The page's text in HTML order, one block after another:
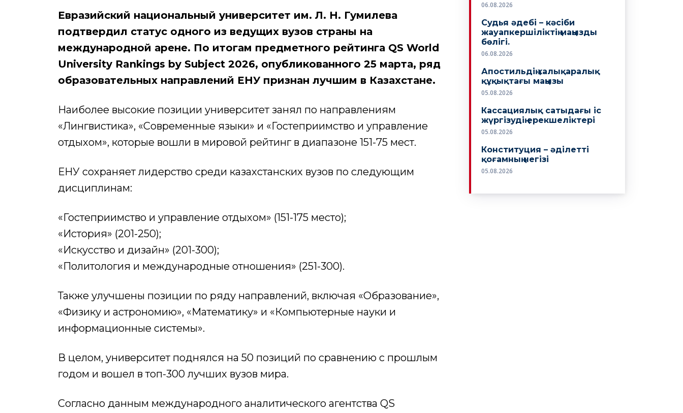
Евразийский национальный университет им. Л. Н. Гумилева
подтвердил статус одного из ведущих вузов страны на
международной арене. По итогам предметного рейтинга QS World
University Rankings by Subject 2026, опубликованного 25 марта, ряд
образовательных направлений ЕНУ признан лучшим в Казахстане.
Наиболее высокие позиции университет занял по направлениям
«Лингвистика», «Современные языки» и «Гостеприимство и управление
отдыхом», которые вошли в мировой рейтинг в диапазоне 151-75 мест.
ЕНУ сохраняет лидерство среди казахстанских вузов по следующим
дисциплинам:
«Гостеприимство и управление отдыхом» (151-175 место);
«История» (201-250);
«Искусство и дизайн» (201-300);
«Политология и международные отношения» (251-300).
Также улучшены позиции по ряду направлений, включая «Образование»,
«Физику и астрономию», «Математику» и «Компьютерные науки и
информационные системы».
В целом, университет поднялся на 50 позиций по сравнению с прошлым
годом и вошел в топ-300 лучших вузов мира.
Согласно данным международного аналитического агентства QS
06.08.2026
Судья әдебі – кәсіби
жауапкершіліктің маңызды
бөлігі.
06.08.2026
Апостильдің халықаралық
құқықтағы маңызы
05.08.2026
Кассациялық сатыдағы іс
жүргізудің ерекшеліктері
05.08.2026
Конституция – әділетті
қоғамның негізі
05.08.2026